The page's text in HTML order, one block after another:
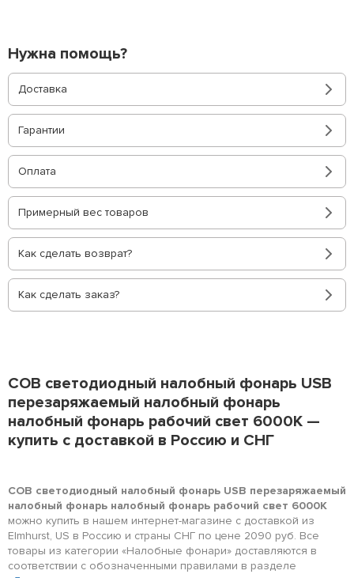
Нужна помощь?
Доставка
Гарантии
Оплата
Примерный вес товаров
Как сделать возврат?
Как сделать заказ?
COB светодиодный налобный фонарь USB
перезаряжаемый налобный фонарь
налобный фонарь рабочий свет 6000K —
купить с доставкой в Россию и СНГ
COB светодиодный налобный фонарь USB перезаряжаемый
налобный фонарь налобный фонарь рабочий свет 6000K
можно купить в нашем интернет-магазине с доставкой из
Elmhurst, US в Россию и страны СНГ по цене 2090 руб. Все
товары из категории «Налобные фонари» доставляются в
соответствии с обозначенными правилами в разделе